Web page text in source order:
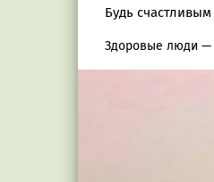
Будь счастливым
Здоровые люди —